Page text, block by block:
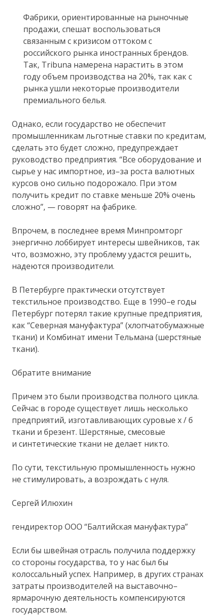
Фабрики, ориентированные на рыночные
продажи, спешат воспользоваться
связанным с кризисом оттоком с
российского рынка иностранных брендов.
Так, Tribuna намерена нарастить в этом
году объем производства на 20%, так как с
рынка ушли некоторые производители
премиального белья.
Однако, если государство не обеспечит
промышленникам льготные ставки по кредитам,
сделать это будет сложно, предупреждает
руководство предприятия. “Все оборудование и
сырье у нас импортное, из–за роста валютных
курсов оно сильно подорожало. При этом
получить кредит по ставке меньше 20% очень
сложно”, — говорят на фабрике.
Впрочем, в последнее время Минпромторг
энергично лоббирует интересы швейников, так
что, возможно, эту проблему удастся решить,
надеются производители.
В Петербурге практически отсутствует
текстильное производство. Еще в 1990–е годы
Петербург потерял такие крупные предприятия,
как “Северная мануфактура” (хлопчатобумажные
ткани) и Комбинат имени Тельмана (шерстяные
ткани).
Обратите внимание
Причем это были производства полного цикла.
Сейчас в городе существует лишь несколько
предприятий, изготавливающих суровые х / б
ткани и брезент. Шерстяные, смесовые
и синтетические ткани не делает никто.
По сути, текстильную промышленность нужно
не стимулировать, а возрождать с нуля.
Сергей Илюхин
гендиректор ООО “Балтийская мануфактура”
Если бы швейная отрасль получила поддержку
со стороны государства, то у нас был бы
колоссальный успех. Например, в других странах
затраты производителей на выставочно–
ярмарочную деятельность компенсируются
государством.